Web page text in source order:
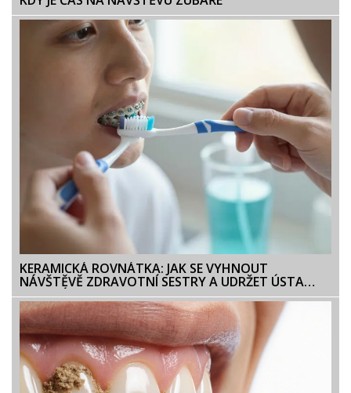
KERAMICKÁ ROVNÁTKA: JAK SE VYHNOUT
NÁVŠTĚVĚ ZDRAVOTNÍ SESTRY A UDRŽET ÚSTA
ZDRAVÁ